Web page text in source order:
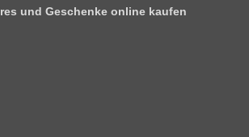
und Geschenke online kaufen